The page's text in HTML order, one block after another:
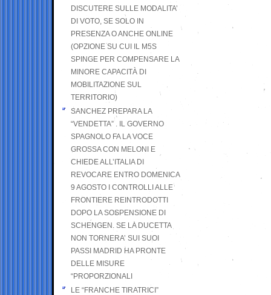
DISCUTERE SULLE MODALITA’
DI VOTO, SE SOLO IN
PRESENZA O ANCHE ONLINE
(OPZIONE SU CUI IL M5S
SPINGE PER COMPENSARE LA
MINORE CAPACITÀ DI
MOBILITAZIONE SUL
TERRITORIO)
SANCHEZ PREPARA LA
“VENDETTA” . IL GOVERNO
SPAGNOLO FA LA VOCE
GROSSA CON MELONI E
CHIEDE ALL’ITALIA DI
REVOCARE ENTRO DOMENICA
9 AGOSTO I CONTROLLI ALLE
FRONTIERE REINTRODOTTI
DOPO LA SOSPENSIONE DI
SCHENGEN. SE LA DUCETTA
NON TORNERA’ SUI SUOI
PASSI MADRID HA PRONTE
DELLE MISURE
“PROPORZIONALI
LE “FRANCHE TIRATRICI”